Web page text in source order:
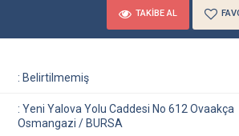
TAKİBE AL
: Belirtilmemiş
: Yeni Yalova Yolu Caddesi No 612 Ovaakça
Osmangazi / BURSA